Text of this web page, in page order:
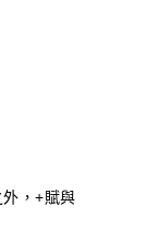
，+賦與